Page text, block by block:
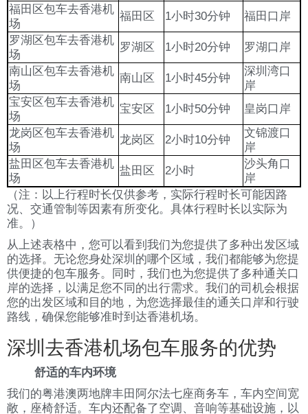
福田区包车去香港机
场
福田区 1小时30分钟
福田口岸
罗湖区包车去香港机
场
罗湖区 1小时20分钟
罗湖口岸
南山区包车去香港机
场
南山区 1小时45分钟
深圳湾口
岸
宝安区包车去香港机
场
宝安区 1小时50分钟
皇岗口岸
龙岗区包车去香港机
场
龙岗区 2小时10分钟
文锦渡口
岸
盐田区包车去香港机
场
盐田区 2小时
沙头角口
岸
（注：以上行程时长仅供参考，实际行程时长可能因路
况、交通管制等因素有所变化。具体行程时长以实际为
准。）
从上述表格中，您可以看到我们为您提供了多种出发区域
的选择。无论您身处深圳的哪个区域，我们都能够为您提
供便捷的包车服务。同时，我们也为您提供了多种通关口
岸的选择，以满足您不同的出行需求。我们的司机会根据
您的出发区域和目的地，为您选择最佳的通关口岸和行驶
路线，确保您能够准时到达香港机场。
深圳去香港机场包车服务的优势
舒适的车内环境
我们的粤港澳两地牌丰田阿尔法七座商务车，车内空间宽
敞，座椅舒适。车内还配备了空调、音响等基础设施，以